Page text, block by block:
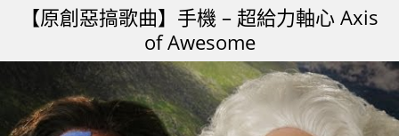
【原創惡搞歌曲】手機 – 超給力軸心 Axis
of Awesome